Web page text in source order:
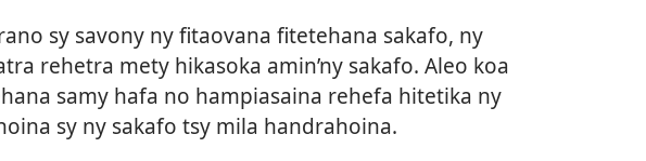
rano sy savony ny fitaovana fitetehana sakafo, ny
rehetra mety hikasoka amin’ny sakafo. Aleo koa
samy hafa no hampiasaina rehefa hitetika ny
sy ny sakafo tsy mila handrahoina.